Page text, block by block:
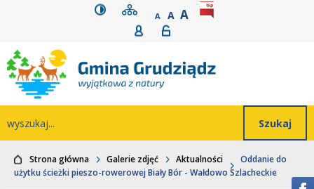
Przejdź do głównego
Przejdź do treści
Przejdź do
wyszukiwarki
Przejdź do mapywersja kontrastowa
mapa serwisu
A POMNIEJSZ CZCIONKĘ
A STANDARDOWY ROZMIAR
A POWIĘKSZ
rozmiar czcionki
Rejestracja
Strona główna Galerie zdjęć Aktualności
Oddanie do
użytku ścieżki pieszo-rowerowej Biały Bór - Wałdowo Szlacheckie